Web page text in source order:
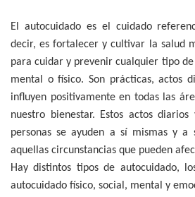
El autocuidado es el cuidado
decir, es fortalecer y cultivar la salud
para cuidar y prevenir cualquier tipo
mental o físico. Son prácticas, actos
influyen positivamente en todas las
nuestro bienestar. Estos actos
personas se ayuden a sí mismas y a
aquellas circunstancias que pueden
Hay distintos tipos de autocuidado,
autocuidado físico, social, mental y